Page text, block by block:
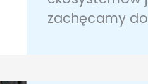
zachęcamy